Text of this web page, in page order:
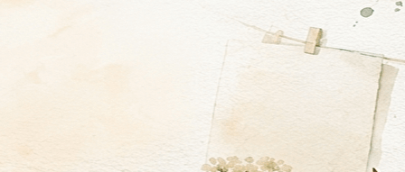
Exporter uniquement les colonnes affichées